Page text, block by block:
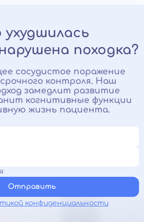
ухудшилась
походка?
сосудистое поражение
контроля. Наш
замедлит развитие
когнитивные функции
жизнь пациента.
Отправить
конфиденциальности